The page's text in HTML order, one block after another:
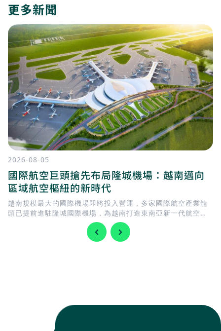
更多新聞
2026-08-05
國際航空巨頭搶先布局隆城機場：越南邁向
區域航空樞紐的新時代
越南規模最大的國際機場即將投入營運，多家國際航空產業龍
頭已提前進駐隆城國際機場，為越南打造東南亞新一代航空樞